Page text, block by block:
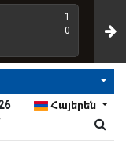
1
0
Հայերեն